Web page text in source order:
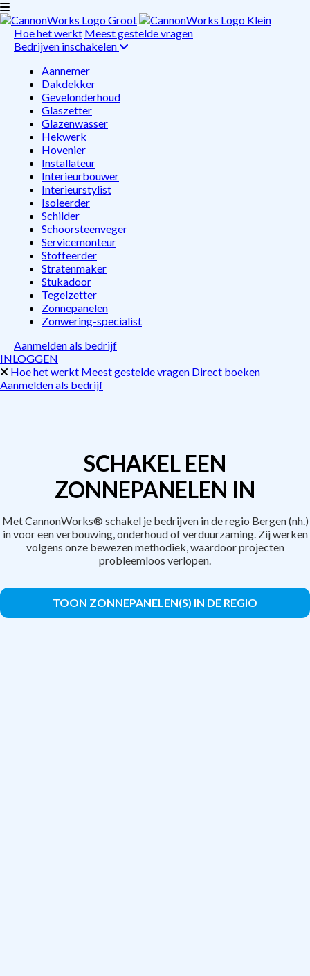
Hoe het werkt Meest gestelde vragen
Bedrijven inschakelen
Aannemer
Dakdekker
Gevelonderhoud
Glaszetter
Glazenwasser
Hekwerk
Hovenier
Installateur
Interieurbouwer
Interieurstylist
Isoleerder
Schilder
Schoorsteenveger
Servicemonteur
Stoffeerder
Stratenmaker
Stukadoor
Tegelzetter
Zonnepanelen
Zonwering-specialist
Aanmelden als bedrijf
INLOGGEN
Hoe het werkt Meest gestelde vragen Direct boeken
Aanmelden als bedrijf
SCHAKEL EEN
ZONNEPANELEN IN
Met CannonWorks® schakel je bedrijven in de regio Bergen (nh.)
in voor een verbouwing, onderhoud of verduurzaming. Zij werken
volgens onze bewezen methodiek, waardoor projecten
probleemloos verlopen.
TOON ZONNEPANELEN(S) IN DE REGIO